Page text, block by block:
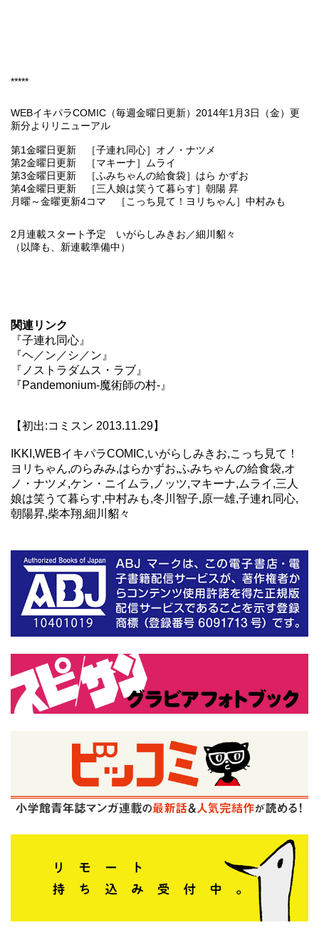
*****
WEBイキパラCOMIC（毎週金曜日更新）2014年1月3日（金）更
新分よりリニューアル
第1金曜日更新 ［子連れ同心］オノ・ナツメ
第2金曜日更新 ［マキーナ］ムライ
第3金曜日更新 ［ふみちゃんの給食袋］はら かずお
第4金曜日更新 ［三人娘は笑うて暮らす］朝陽 昇
月曜～金曜更新4コマ ［こっち見て！ヨリちゃん］中村みも
2月連載スタート予定 いがらしみきお／細川貂々
（以降も、新連載準備中）
関連リンク
『子連れ同心』
『ヘ／ン／シ／ン』
『ノストラダムス・ラブ』
『Pandemonium-魔術師の村-』
【初出:コミスン 2013.11.29】
IKKI,WEBイキパラCOMIC,いがらしみきお,こっち見て！
ヨリちゃん,のらみみ,はらかずお,ふみちゃんの給食袋,オ
ノ・ナツメ,ケン・ニイムラ,ノッツ,マキーナ,ムライ,三人
娘は笑うて暮らす,中村みも,冬川智子,原一雄,子連れ同心,
朝陽昇,柴本翔,細川貂々